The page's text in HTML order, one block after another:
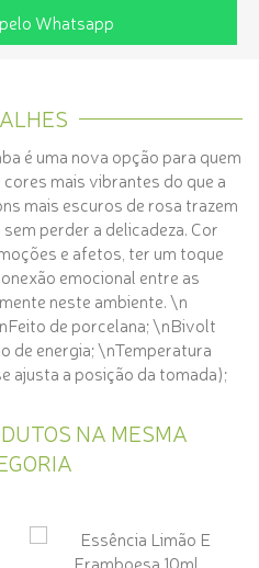
Whatsapp
é uma nova opção para quem
mais vibrantes do que a
mais escuros de rosa trazem
perder a delicadeza. Cor
e afetos, ter um toque
emocional entre as
neste ambiente. \n
de porcelana; \nBivolt
de energia; \nTemperatura
ajusta a posição da tomada);
NA MESMA